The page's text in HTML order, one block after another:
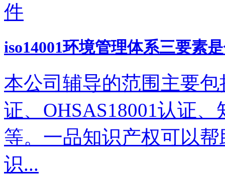
件
iso14001环境管理体系三要素
本公司辅导的范围主要包
证、OHSAS18001认证
等。一品知识产权可以
识...